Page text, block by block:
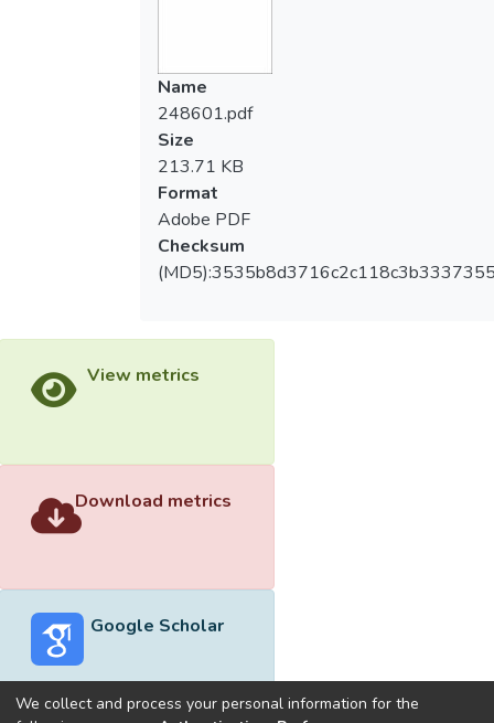
Name
248601.pdf
Size
213.71 KB
Format
Adobe PDF
Checksum
View metrics
Download metrics
Google Scholar
We collect and process your personal information for the